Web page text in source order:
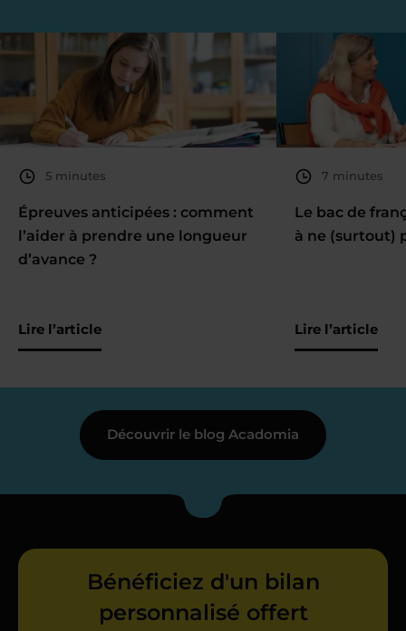
5 minutes
Épreuves anticipées : comment
l’aider à prendre une longueur
d’avance ?
Lire l’article
7 minutes
Le bac de
à ne (surtout)
Lire l’article
Découvrir le blog Acadomia
Bénéficiez d'un bilan
personnalisé offert